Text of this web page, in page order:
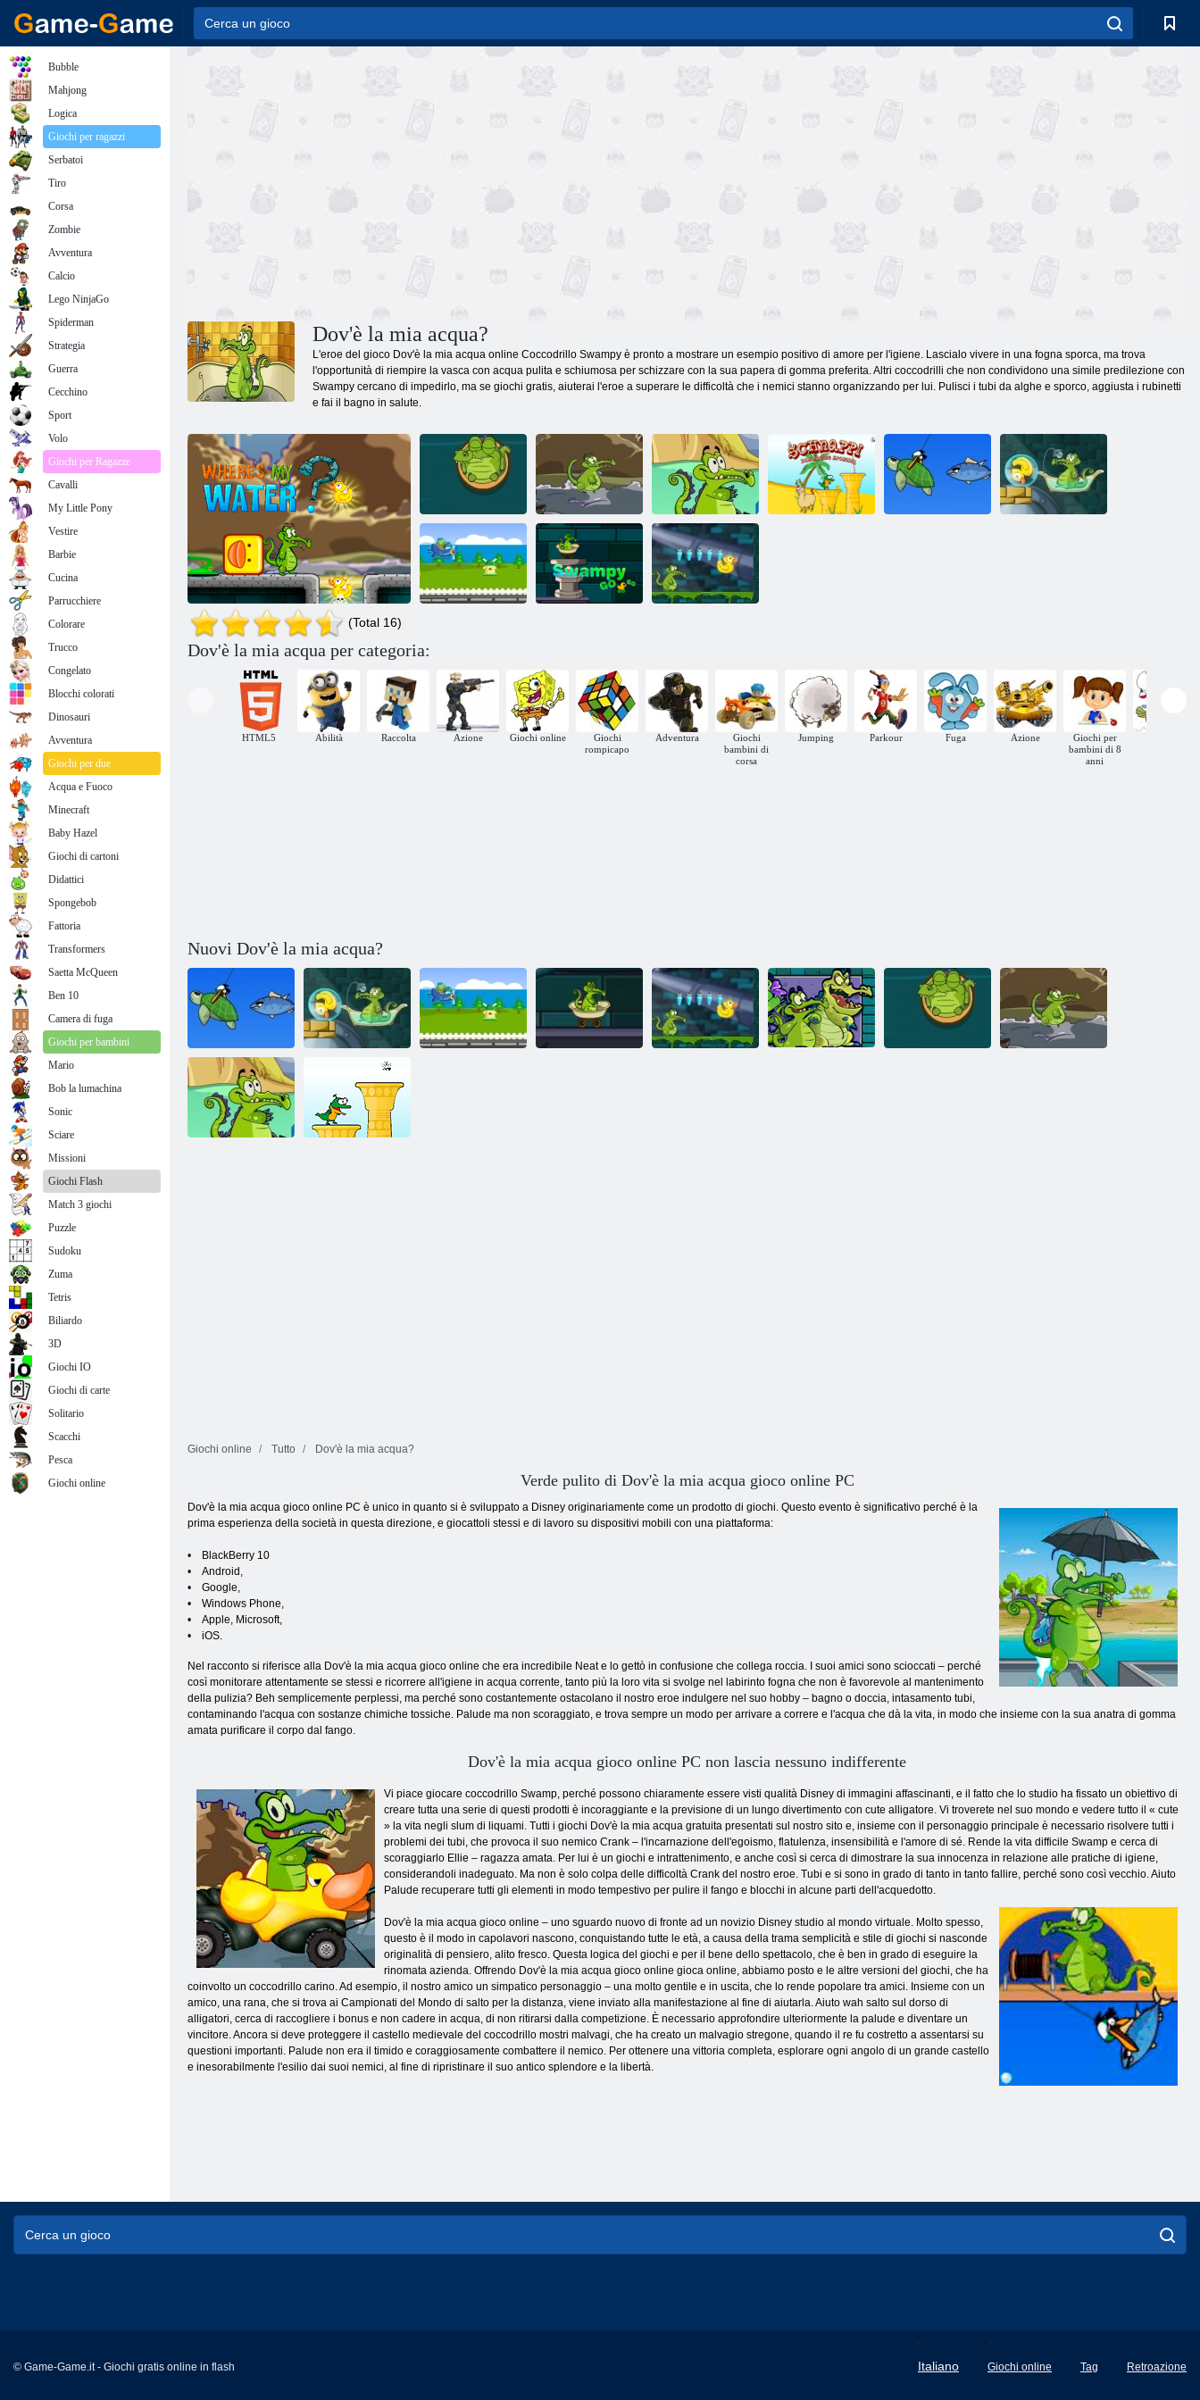
Dov'è la mia acqua?
L'eroe del gioco Dov'è la mia acqua online Coccodrillo Swampy è pronto a mostrare un esempio positivo di amore per l'igiene. Lascialo vivere in una fogna sporca, ma trova
l'opportunità di riempire la vasca con acqua pulita e schiumosa per schizzare con la sua papera di gomma preferita. Altri coccodrilli che non condividono una simile predilezione con
Swampy cercano di impedirlo, ma se giochi gratis, aiuterai l'eroe a superare le difficoltà che i nemici stanno organizzando per lui. Pulisci i tubi da alghe e sporco, aggiusta i rubinetti
e fai il bagno in salute.
Crocodile amore
anatra
Parkour:
Crocodile
Dov'è la mia
acqua: Gara di
motoscafi
paludosa
(Total 16)
Dov'è la mia acqua per categoria:
HTML5 Abilità Raccolta Azione Giochi online
Giochi
rompicapo
Adventura
Giochi
bambini di
corsa
Jumping Parkour Fuga Azione
Giochi per
bambini di 8
anni
Nuovi Dov'è la mia acqua?
Pesca Swampy
Dov'è la mia
anatra?
Giochi online Tutto Dov'è la mia acqua?
Verde pulito di Dov'è la mia acqua gioco online PC
Dov'è la mia acqua gioco online PC è unico in quanto si è sviluppato a Disney originariamente come un prodotto di giochi. Questo evento è significativo perché è la
prima esperienza della società in questa direzione, e giocattoli stessi e di lavoro su dispositivi mobili con una piattaforma:
• BlackBerry 10
• Android,
• Google,
• Windows Phone,
• Apple, Microsoft,
• iOS.
Nel racconto si riferisce alla Dov'è la mia acqua gioco online che era incredibile Neat e lo gettò in confusione che collega roccia. I suoi amici sono scioccati – perché
così monitorare attentamente se stessi e ricorrere all'igiene in acqua corrente, tanto più la loro vita si svolge nel labirinto fogna che non è favorevole al mantenimento
della pulizia? Beh semplicemente perplessi, ma perché sono costantemente ostacolano il nostro eroe indulgere nel suo hobby – bagno o doccia, intasamento tubi,
contaminando l'acqua con sostanze chimiche tossiche. Palude ma non scoraggiato, e trova sempre un modo per arrivare a correre e l'acqua che dà la vita, in modo che insieme con la sua anatra di gomma
amata purificare il corpo dal fango.
Dov'è la mia acqua gioco online PC non lascia nessuno indifferente
Vi piace giocare coccodrillo Swamp, perché possono chiaramente essere visti qualità Disney di immagini affascinanti, e il fatto che lo studio ha fissato un obiettivo di
creare tutta una serie di questi prodotti è incoraggiante e la previsione di un lungo divertimento con cute alligatore. Vi troverete nel suo mondo e vedere tutto il « cute
» la vita negli slum di liquami. Tutti i giochi Dov'è la mia acqua gratuita presentati sul nostro sito e, insieme con il personaggio principale è necessario risolvere tutti i
problemi dei tubi, che provoca il suo nemico Crank – l'incarnazione dell'egoismo, flatulenza, insensibilità e l'amore di sé. Rende la vita difficile Swamp e cerca di
scoraggiarlo Ellie – ragazza amata. Per lui è un giochi e intrattenimento, e anche così si cerca di dimostrare la sua innocenza in relazione alle pratiche di igiene,
considerandoli inadeguato. Ma non è solo colpa delle difficoltà Crank del nostro eroe. Tubi e si sono in grado di tanto in tanto fallire, perché sono così vecchio. Aiuto
Palude recuperare tutti gli elementi in modo tempestivo per pulire il fango e blocchi in alcune parti dell'acquedotto.
Dov'è la mia acqua gioco online – uno sguardo nuovo di fronte ad un novizio Disney studio al mondo virtuale. Molto spesso,
questo è il modo in capolavori nascono, conquistando tutte le età, a causa della trama semplicità e stile di giochi si nasconde
originalità di pensiero, alito fresco. Questa logica del giochi e per il bene dello spettacolo, che è ben in grado di eseguire la
rinomata azienda. Offrendo Dov'è la mia acqua gioco online gioca online, abbiamo posto e le altre versioni del giochi, che ha
coinvolto un coccodrillo carino. Ad esempio, il nostro amico un simpatico personaggio – una molto gentile e in uscita, che lo rende popolare tra amici. Insieme con un
amico, una rana, che si trova ai Campionati del Mondo di salto per la distanza, viene inviato alla manifestazione al fine di aiutarla. Aiuto wah salto sul dorso di
alligatori, cerca di raccogliere i bonus e non cadere in acqua, di non ritirarsi dalla competizione. È necessario approfondire ulteriormente la palude e diventare un
vincitore. Ancora si deve proteggere il castello medievale del coccodrillo mostri malvagi, che ha creato un malvagio stregone, quando il re fu costretto a assentarsi su
questioni importanti. Palude non era il timido e coraggiosamente combattere il nemico. Per ottenere una vittoria completa, esplorare ogni angolo di un grande castello
e inesorabilmente l'esilio dai suoi nemici, al fine di ripristinare il suo antico splendore e la libertà.
Bubble
Mahjong
Logica
Giochi per ragazzi
Serbatoi
Tiro
Corsa
Zombie
Avventura
Calcio
Lego NinjaGo
Spiderman
Strategia
Guerra
Cecchino
Sport
Volo
Giochi per Ragazze
Cavalli
My Little Pony
Vestire
Barbie
Cucina
Parrucchiere
Colorare
Trucco
Congelato
Blocchi colorati
Dinosauri
Avventura
Giochi per due
Acqua e Fuoco
Minecraft
Baby Hazel
Giochi di cartoni
Didattici
Spongebob
Fattoria
Transformers
Saetta McQueen
Ben 10
Camera di fuga
Giochi per bambini
Mario
Bob la lumachina
Sonic
Sciare
Missioni
Giochi Flash
Match 3 giochi
Puzzle
Sudoku
Zuma
Tetris
Biliardo
3D
Giochi IO
Giochi di carte
Solitario
Scacchi
Pesca
Giochi online
© Game-Game.it - Giochi gratis online in flash Italiano
English
Giochi online Tag Retroazione